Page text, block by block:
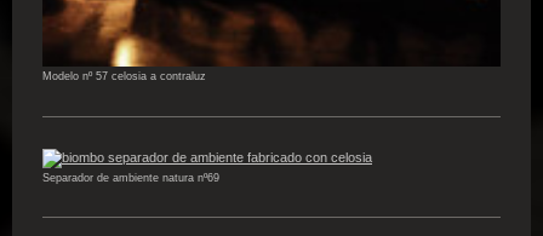
Modelo nº 57 celosia a contraluz
Separador de ambiente natura nº69